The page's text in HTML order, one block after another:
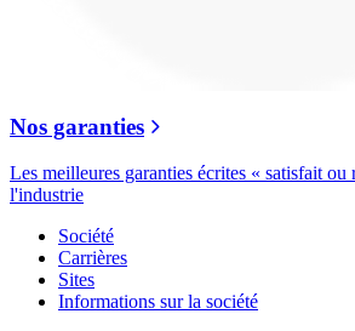
Nos garanties
Les meilleures garanties écrites « satisfait ou
l'industrie
Société
Carrières
Sites
Informations sur la société